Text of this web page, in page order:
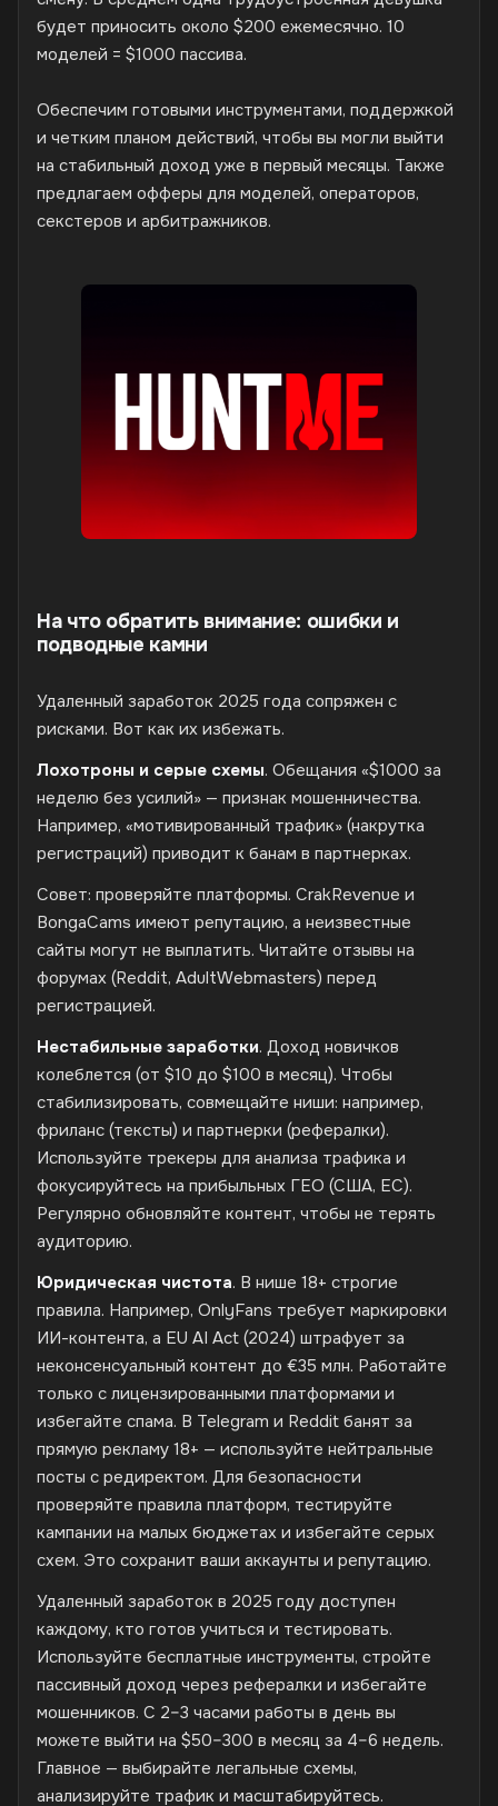
будет приносить около $200 ежемесячно. 10
моделей = $1000 пассива.
Обеспечим готовыми инструментами, поддержкой
и четким планом действий, чтобы вы могли выйти
на стабильный доход уже в первый месяцы. Также
предлагаем офферы для моделей, операторов,
секстеров и арбитражников.
На что обратить внимание: ошибки и
подводные камни
Удаленный заработок 2025 года сопряжен с
рисками. Вот как их избежать.
Лохотроны и серые схемы. Обещания «$1000 за
неделю без усилий» — признак мошенничества.
Например, «мотивированный трафик» (накрутка
регистраций) приводит к банам в партнерках.
Совет: проверяйте платформы. CrakRevenue и
BongaCams имеют репутацию, а неизвестные
сайты могут не выплатить. Читайте отзывы на
форумах (Reddit, AdultWebmasters) перед
регистрацией.
Нестабильные заработки. Доход новичков
колеблется (от $10 до $100 в месяц). Чтобы
стабилизировать, совмещайте ниши: например,
фриланс (тексты) и партнерки (рефералки).
Используйте трекеры для анализа трафика и
фокусируйтесь на прибыльных ГЕО (США, ЕС).
Регулярно обновляйте контент, чтобы не терять
аудиторию.
Юридическая чистота. В нише 18+ строгие
правила. Например, OnlyFans требует маркировки
ИИ-контента, а EU AI Act (2024) штрафует за
неконсенсуальный контент до €35 млн. Работайте
только с лицензированными платформами и
избегайте спама. В Telegram и Reddit банят за
прямую рекламу 18+ — используйте нейтральные
посты с редиректом. Для безопасности
проверяйте правила платформ, тестируйте
кампании на малых бюджетах и избегайте серых
схем. Это сохранит ваши аккаунты и репутацию.
Удаленный заработок в 2025 году доступен
каждому, кто готов учиться и тестировать.
Используйте бесплатные инструменты, стройте
пассивный доход через рефералки и избегайте
мошенников. С 2–3 часами работы в день вы
можете выйти на $50–300 в месяц за 4–6 недель.
Главное — выбирайте легальные схемы,
анализируйте трафик и масштабируйтесь.